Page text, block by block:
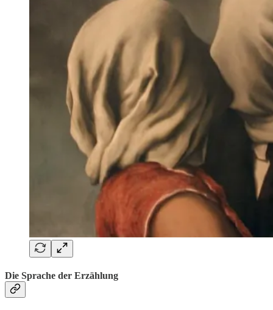
Die Sprache der Erzählung